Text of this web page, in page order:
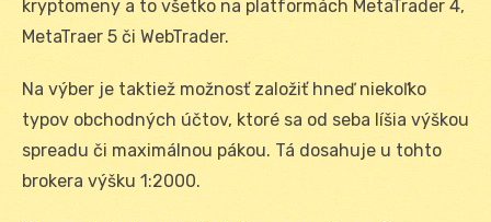
kryptomeny a to všetko na platformách MetaTrader 4,
MetaTraer 5 či WebTrader.
Na výber je taktiež možnosť založiť hneď niekoľko
typov obchodných účtov, ktoré sa od seba líšia výškou
spreadu či maximálnou pákou. Tá dosahuje u tohto
brokera výšku 1:2000.